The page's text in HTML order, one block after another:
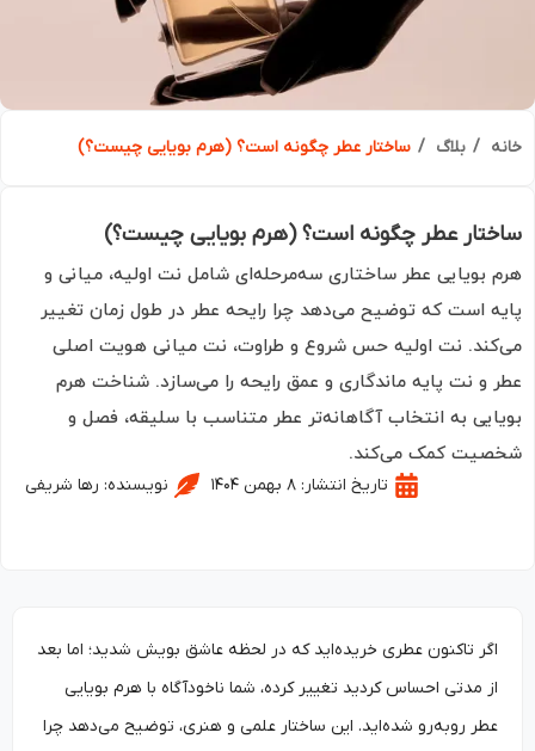
بلاگ ساختار عطر چگونه است؟ (هرم بویایی چیست؟)
عطر چگونه است؟ (هرم بویایی چیست؟)
بویایی عطر ساختاری سه‌مرحله‌ای شامل نت اولیه، میانی و
است که توضیح می‌دهد چرا رایحه عطر در طول زمان تغییر
نت اولیه حس شروع و طراوت، نت میانی هویت اصلی
و نت پایه ماندگاری و عمق رایحه را می‌سازد. شناخت هرم
به انتخاب آگاهانه‌تر عطر متناسب با سلیقه، فصل و
کمک می‌کند.
تاریخ انتشار: ۸ بهمن ۱۴۰۴ نویسنده:رها شریفی
اگر تاکنون عطری خریده‌اید که در لحظه عاشق بویش شدید؛ اما بعد
از مدتی احساس کردید تغییر کرده، شما ناخودآگاه با هرم بویایی
عطر روبه‌رو شده‌اید. این ساختار علمی و هنری، توضیح می‌دهد چرا